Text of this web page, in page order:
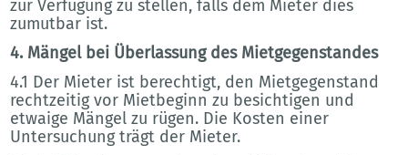
zur Verfügung zu stellen, falls dem Mieter dies
zumutbar ist.
4. Mängel bei Überlassung des Mietgegenstandes
4.1 Der Mieter ist berechtigt, den Mietgegenstand
rechtzeitig vor Mietbeginn zu besichtigen und
etwaige Mängel zu rügen. Die Kosten einer
Untersuchung trägt der Mieter.